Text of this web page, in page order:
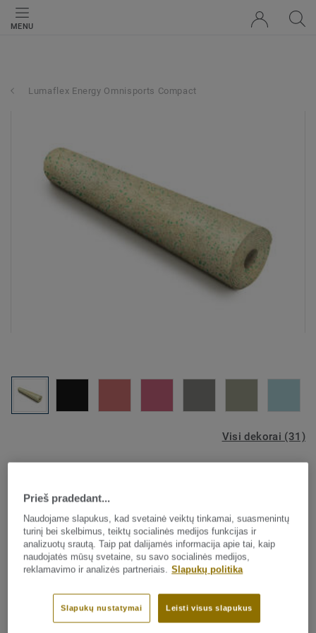
MENU
Lumaflex Energy Omnisports Compact
Visi dekorai (31)
Lumaflex Energy Omnisports
Compact - TARFOAM 60
Didelio našumo sprendimas!
Energy subkonstrukcija yra derinama su Omnisports
Compact danga – lengvam daugiafunkciam naudojimui.
Žiūrėti plačiau
Prieš pradedant...
Naudojame slapukus, kad svetainė veiktų tinkamai, suasmenintų
turinį bei skelbimus, teiktų socialinės medijos funkcijas ir
analizuotų srautą. Taip pat dalijamės informacija apie tai, kaip
naudojatės mūsų svetaine, su savo socialinės medijos,
reklamavimo ir analizės partneriais. Slapukų politika
Leisti visus slapukus
Slapukų nustatymai